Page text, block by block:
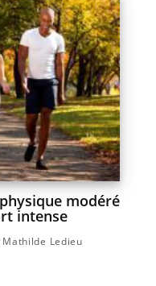
modéré
intense
Mathilde Ledieu